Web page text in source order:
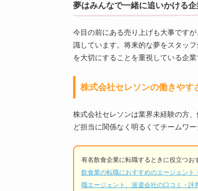
夢はみんなで一緒に追いかける企
今目の前にある売り上げも大事です
識しています。将来的な夢をスタッ
を大切にすることを重視している企業
株式会社セレソンの働きやす
株式会社セレソンは業界未経験の方
ど担当に関係なく明るくてチームワ
有名飲食企業に転職するときに役立つお
飲食業の転職におすすめのエージェン
職エージェント、派遣会社の口コミ・評